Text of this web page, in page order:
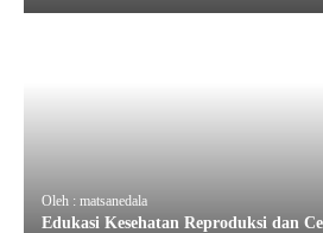
Oleh : matsanedala
Edukasi Kesehatan Reproduksi dan